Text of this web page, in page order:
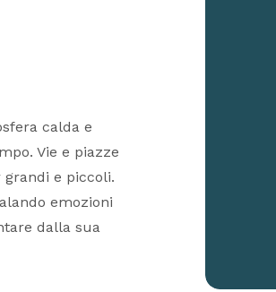
calda e
Vie e piazze
e piccoli.
emozioni
dalla sua